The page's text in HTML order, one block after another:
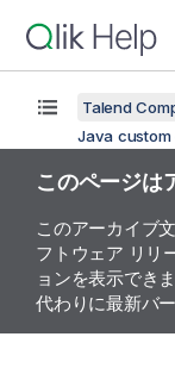
Talend
Java custom
このページは
このアーカイブ
フトウェア リリ
ョンを表示できま
代わりに最新バ